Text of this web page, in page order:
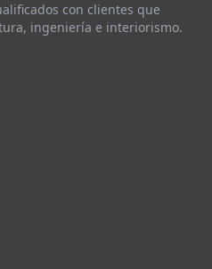
con clientes que
ingeniería e interiorismo.